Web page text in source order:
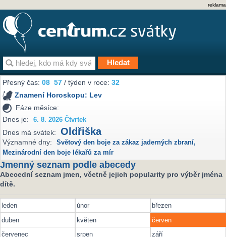
reklama
Přesný čas:08 57 / týden v roce:32
Znamení Horoskopu: Lev
Fáze měsíce:
Dnes je:
6. 8. 2026 Čtvrtek
Dnes má svátek: Oldřiška
Významné dny: Světový den boje za zákaz jaderných zbraní,
Mezinárodní den boje lékařů za mír
Jmenný seznam podle abecedy
Abecední seznam jmen, včetně jejich popularity pro výběr jména
dítě.
leden únor
březen
duben
květen
červen
červenec
srpen
září